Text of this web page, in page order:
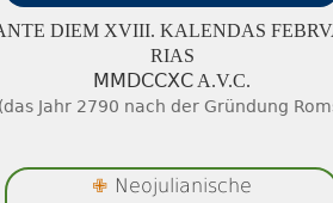
DIEM XVIII. KA­LEN­DAS
RI­AS
ⅯⅯⅮⅭⅭⅩⅭ A.V.C.
(das Jahr 2790 nach der Gründung
✙ Neojulianische